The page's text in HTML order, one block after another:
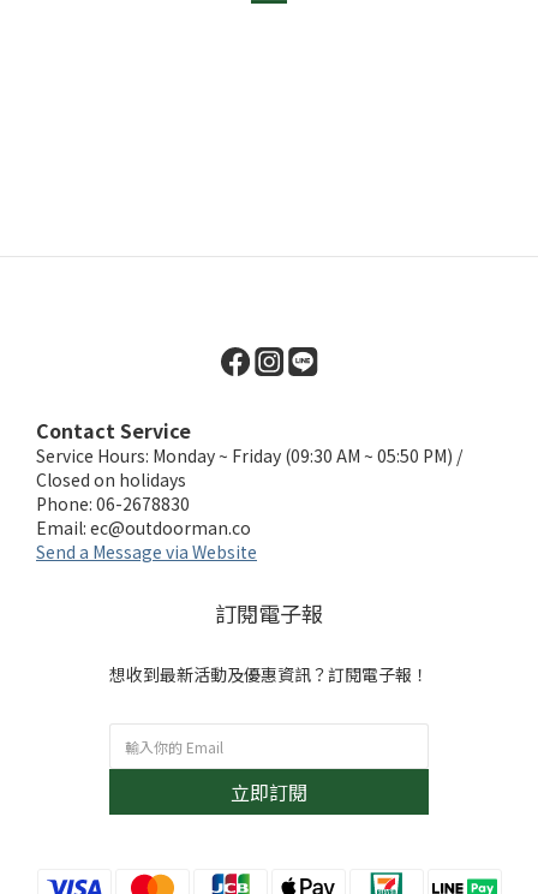
Contact Service
Service Hours: Monday ~ Friday (09:30 AM ~ 05:50 PM) /
Closed on holidays
Phone: 06-2678830
Email: ec@outdoorman.co
Send a Message via Website
訂閱電子報
想收到最新活動及優惠資訊？訂閱電子報！
立即訂閱